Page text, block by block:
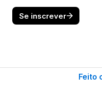
Se inscrever
Feito